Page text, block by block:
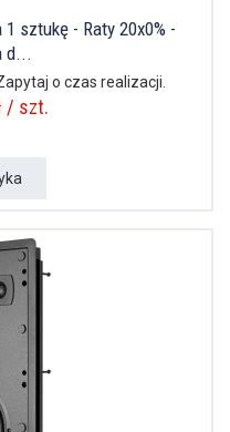
1 sztukę - Raty 20x0% -
d...
o czas realizacji.
/ szt.